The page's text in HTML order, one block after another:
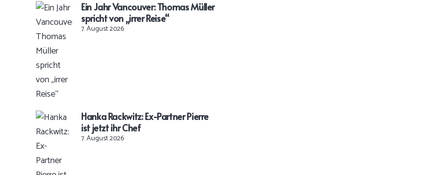
Ein Jahr Vancouver: Thomas Müller
spricht von „irrer Reise“
7. August 2026
Hanka Rackwitz: Ex-Partner Pierre
ist jetzt ihr Chef
7. August 2026